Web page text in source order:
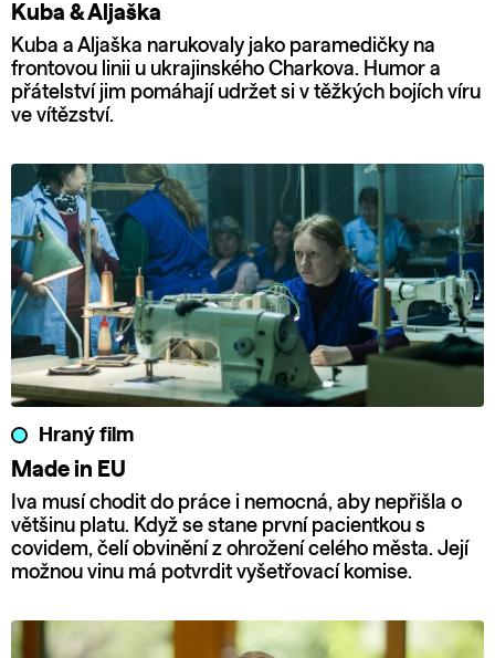
Kuba & Aljaška
Kuba a Aljaška narukovaly jako paramedičky na
frontovou linii u ukrajinského Charkova. Humor a
přátelství jim pomáhají udržet si v těžkých bojích víru
ve vítězství.
Hraný film
Made in EU
Iva musí chodit do práce i nemocná, aby nepřišla o
většinu platu. Když se stane první pacientkou s
covidem, čelí obvinění z ohrožení celého města. Její
možnou vinu má potvrdit vyšetřovací komise.